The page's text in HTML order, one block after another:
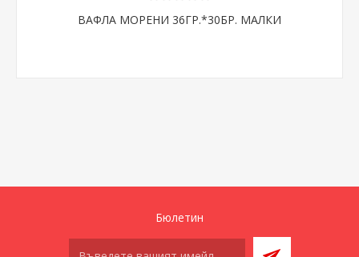
ВАФЛА МОРЕНИ 36ГР.*30БР. МАЛКИ
Бюлетин